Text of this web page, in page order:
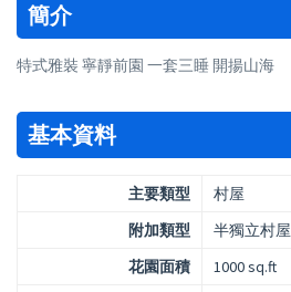
簡介
特式雅裝 寧靜前園 一套三睡 開揚山海
基本資料
主要類型
村屋
附加類型
半獨立村屋
花園面積
1000 sq.ft